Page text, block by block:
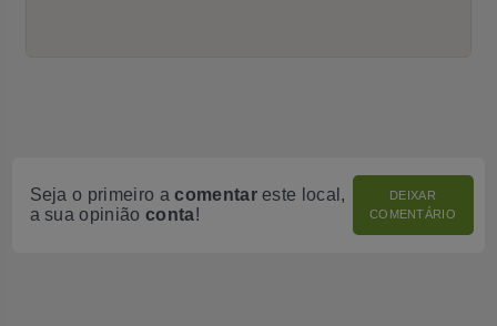
Seja o primeiro acomentareste local,
a sua opinião conta!
DEIXAR
COMENTÁRIO